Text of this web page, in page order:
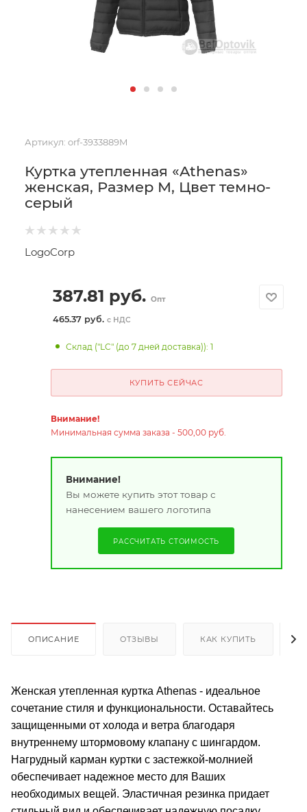
Артикул: orf-3933889M
Куртка утепленная «Athenas»
женская, Размер M, Цвет темно-
серый
LogoCorp
387.81 руб. Опт
465.37 руб. с НДС
Склад ("LC" (до 7 дней доставка)): 1
КУПИТЬ СЕЙЧАС
Внимание!
Минимальная сумма заказа - 500,00 руб.
Внимание!
Вы можете купить этот товар с
нанесением вашего логотипа
РАССЧИТАТЬ СТОИМОСТЬ
ОПИСАНИЕ ОТЗЫВЫ КАК КУПИТЬ
Женская утепленная куртка Athenas - идеальное
сочетание стиля и функциональности. Оставайтесь
защищенными от холода и ветра благодаря
внутреннему штормовому клапану с шингардом.
Нагрудный карман куртки с застежкой-молнией
обеспечивает надежное место для Ваших
необходимых вещей. Эластичная резинка придает